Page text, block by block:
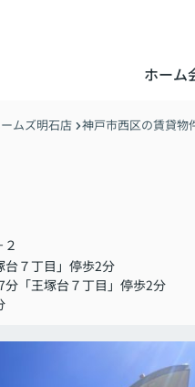
ホーム
ムズ明石店 神戸市西区の賃貸物
台７丁目」停歩2分
「王塚台７丁目」停歩2分